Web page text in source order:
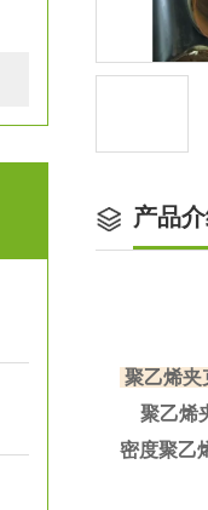
产品
聚乙烯夹
聚乙烯
密度聚乙